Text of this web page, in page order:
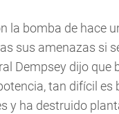
la bomba de hace
sus amenazas si
Dempsey dijo que
tan difícil es
y ha destruido